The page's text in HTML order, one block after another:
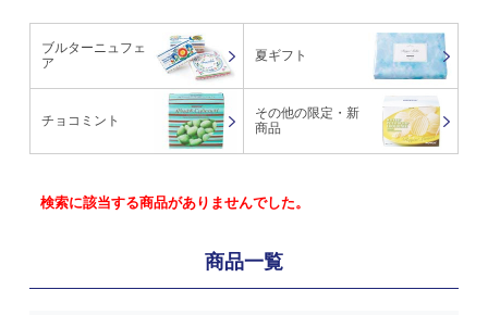
ブルターニュフェ
ア
夏ギフト
チョコミント
その他の限定・新
商品
検索に該当する商品がありませんでした。
商品一覧